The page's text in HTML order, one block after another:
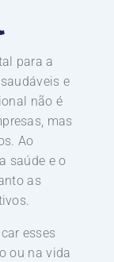
para a
e
não é
mas
Ao
saúde e o
as
esses
ou na vida